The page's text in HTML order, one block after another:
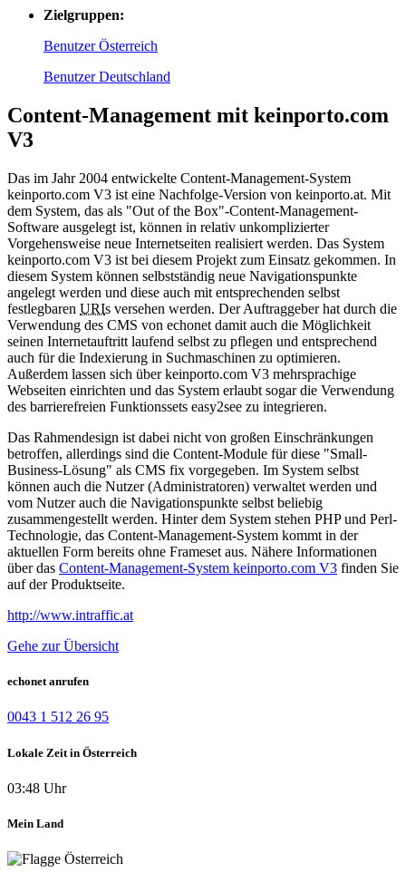
Zielgruppen:
Benutzer Österreich
Benutzer Deutschland
Content-Management mit keinporto.com
V3
Das im Jahr 2004 entwickelte Content-Management-System
keinporto.com V3 ist eine Nachfolge-Version von keinporto.at. Mit
dem System, das als "Out of the Box"-Content-Management-
Software ausgelegt ist, können in relativ unkomplizierter
Vorgehensweise neue Internetseiten realisiert werden. Das System
keinporto.com V3 ist bei diesem Projekt zum Einsatz gekommen. In
diesem System können selbstständig neue Navigationspunkte
angelegt werden und diese auch mit entsprechenden selbst
festlegbaren URIs versehen werden. Der Auftraggeber hat durch die
Verwendung des CMS von echonet damit auch die Möglichkeit
seinen Internetauftritt laufend selbst zu pflegen und entsprechend
auch für die Indexierung in Suchmaschinen zu optimieren.
Außerdem lassen sich über keinporto.com V3 mehrsprachige
Webseiten einrichten und das System erlaubt sogar die Verwendung
des barrierefreien Funktionssets easy2see zu integrieren.
Das Rahmendesign ist dabei nicht von großen Einschränkungen
betroffen, allerdings sind die Content-Module für diese "Small-
Business-Lösung" als CMS fix vorgegeben. Im System selbst
können auch die Nutzer (Administratoren) verwaltet werden und
vom Nutzer auch die Navigationspunkte selbst beliebig
zusammengestellt werden. Hinter dem System stehen PHP und Perl-
Technologie, das Content-Management-System kommt in der
aktuellen Form bereits ohne Frameset aus. Nähere Informationen
über das Content-Management-System keinporto.com V3 finden Sie
auf der Produktseite.
http://www.intraffic.at
Gehe zur Übersicht
echonet anrufen
0043 1 512 26 95
Lokale Zeit in Österreich
03:48 Uhr
Mein Land